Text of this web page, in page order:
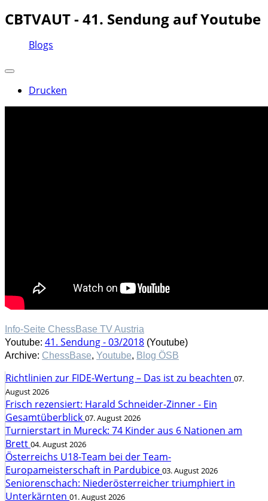
CBTVAUT - 41. Sendung auf Youtube
Blogs
Drucken
Info-Seite ChessBase TV Austria
Youtube: 41. Sendung - 03/2018 (Youtube)
Archive: ChessBase, Youtube, Blog ÖSB
Richtlinien zur FIDE-Wertung – Das ist zu beachten 07.
August 2026
Frisch rezensiert: Harald Schneider-Zinner - Ein
Gesamtüberblick 07. August 2026
Turnierstart in Mureck: 74 Kinder aus 6 Nationen am
Brett 04. August 2026
Österreichs U18-Team bei der Team-
Europameisterschaft in Pardubice 03. August 2026
Seniorenschach: Niederösterreicher triumphiert in
Unterkärnten 01. August 2026